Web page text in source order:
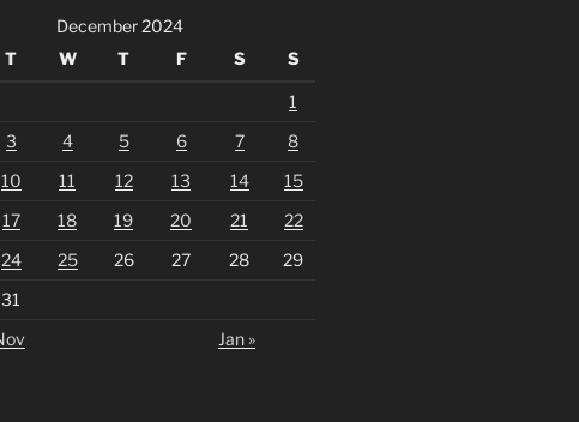
December 2024
T W T F S S
1
3 4 5 6 7
8
10 11 12 13 14
15
17 18 19 20 21
22
24 25 26 27 28
29
31
Jan »